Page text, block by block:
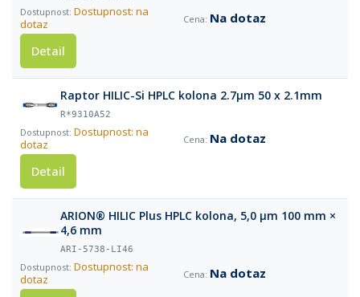
Dostupnost: na
dotaz
Na dotaz
Detail
Raptor HILIC-Si HPLC kolona 2.7µm 50 x 2.1mm
R*9310A52
Dostupnost: na
dotaz
Na dotaz
Detail
ARION® HILIC Plus HPLC kolona, 5,0 µm 100 mm ×
4,6 mm
ARI-5738-LI46
Dostupnost: na
dotaz
Na dotaz